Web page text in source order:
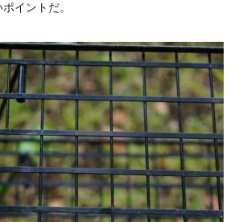
イントだ。